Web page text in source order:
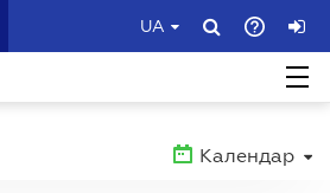
UA
Календар